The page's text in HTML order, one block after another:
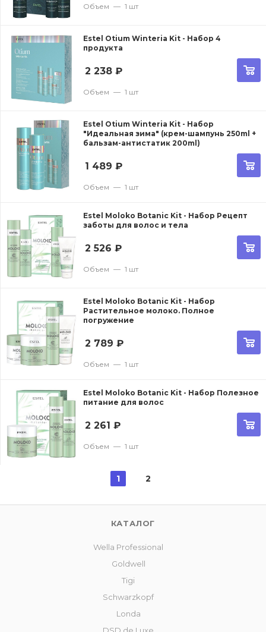
Объем — 1 шт
Estel Otium Winteria Kit - Набор 4
продукта
2 238 ₽
Объем — 1 шт
Estel Otium Winteria Kit - Набор
"Идеальная зима" (крем-шампунь 250ml +
бальзам-антистатик 200ml)
1 489 ₽
Объем — 1 шт
Estel Moloko Botanic Kit - Набор Рецепт
заботы для волос и тела
2 526 ₽
Объем — 1 шт
Estel Moloko Botanic Kit - Набор
Растительное молоко. Полное
погружение
2 789 ₽
Объем — 1 шт
Estel Moloko Botanic Kit - Набор Полезное
питание для волос
2 261 ₽
Объем — 1 шт
1 2
КАТАЛОГ
Wella Professional
Goldwell
Tigi
Schwarzkopf
Londa